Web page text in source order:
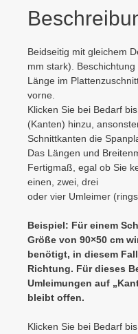
Beidseitig mit gleichem
mm stark).
Länge im
vorne.
Klicken Sie bei Bedarf
(Kanten) hinzu,
Schnittkanten die
Das Längen und
Fertigmaß, egal ob Sie
einen, zwei, drei
oder vier Umleimer
Beispiel: Für einem
Größe von 90×50 cm
benötigt, in diesem
Richtung. Für dieses
Umleimungen auf
bleibt offen.
Klicken Sie bei Bedarf